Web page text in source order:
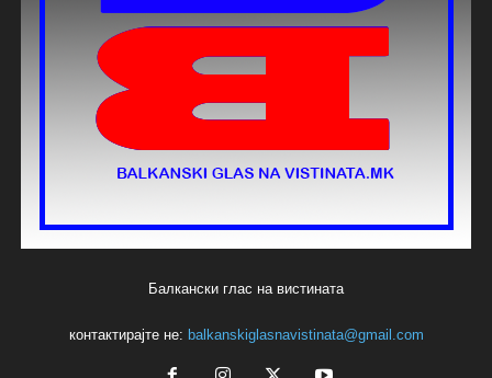
Балкански глас на вистината
контактирајте не: balkanskiglasnavistinata@gmail.com